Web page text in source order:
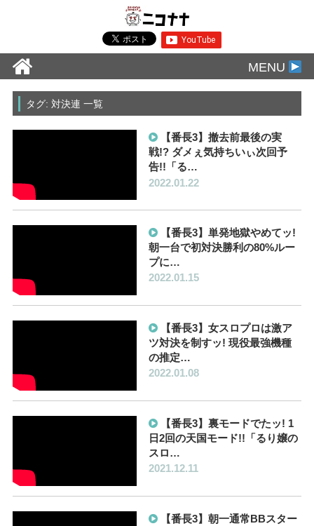
MENU
タグ: 対決連 一覧
【番長3】撤去前最後の実
戦!? ダメぇ気持ちいぃ次回予
告!!「る…
2022.01.22
【番長3】単発地獄やめてッ!
朝一台で初対決勝利の80%ルー
プに…
2022.01.15
【番長3】女スロプロは激ア
ツ対決を制すッ! 現役最強機種
の推定…
2022.01.08
【番長3】裏モードでたッ! 1
日2回の天国モード!!「るり嬢の
スロ…
2021.12.11
【番長3】朝一通常BBスター